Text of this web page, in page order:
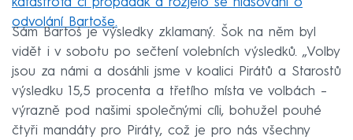
odvolání Bartoše.
Sám Bartoš je výsledky zklamaný. Šok na něm byl
vidět i v sobotu po sečtení volebních výsledků. „Volby
jsou za námi a dosáhli jsme v koalici Pirátů a Starostů
výsledku 15,5 procenta a třetího místa ve volbách –
výrazně pod našimi společnými cíli, bohužel pouhé
čtyři mandáty pro Piráty, což je pro nás všechny